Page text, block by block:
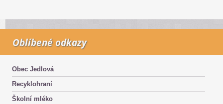
Oblíbené odkazy
Obec Jedlová
Recyklohraní
Školní mléko